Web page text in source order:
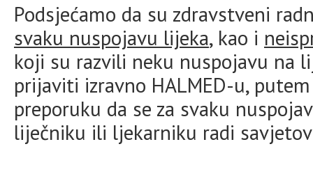
Podsjećamo da su zdravstveni
svaku nuspojavu lijeka, kao i
koji su razvili neku nuspojavu na
prijaviti izravno HALMED-u,
preporuku da se za svaku
liječniku ili ljekarniku radi